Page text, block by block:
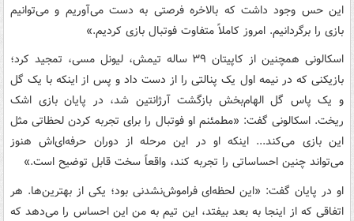
این حس وجود داشت که بالاخره فرصتی به دست می‌آوریم و می‌توانیم
بازی را برگردانیم. امروز کاملاً متفاوت فوتبال بازی کردیم.»
اسکالونی همچنین از کاپیتان ۳۹ ساله تیمش، لیونل مسی، تمجید کرد؛
بازیکنی که در نیمه اول یک پنالتی را از دست داد و پس از اینکه با یک گل
و یک پاس گل الهام‌بخش بازگشت آرژانتین شد، در پایان بازی اشک
ریخت. اسکالونی گفت: «مطمئنم او فوتبال را برای تجربه کردن لحظاتی مثل
این بازی می‌کند... اینکه او در این مرحله از دوران حرفه‌ای‌اش هنوز
می‌تواند چنین احساساتی را تجربه کند، واقعاً سخت قابل توضیح است.»
او در پایان گفت: «این لحظه‌ای فراموش‌نشدنی بود؛ یکی از بهترین‌ها. هر
اتفاقی که از اینجا به بعد بیفتد، این تیم به من این احساس را می‌دهد که